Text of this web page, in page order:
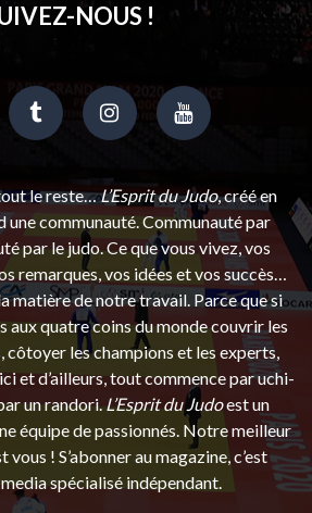
NOUS !
le reste…L’Esprit du Judo, créé en
une communauté. Communauté par
par le judo. Ce que vous vivez, vos
remarques, vos idées et vos succès…
matière de notre travail. Parce que si
aux quatre coins du monde couvrir les
côtoyer les champions et les experts,
et d’ailleurs, tout commence par uchi-
un randori.L’Esprit du Judoest un
équipe de passionnés. Notre meilleur
vous ! S’abonner au magazine, c’est
spécialisé indépendant.